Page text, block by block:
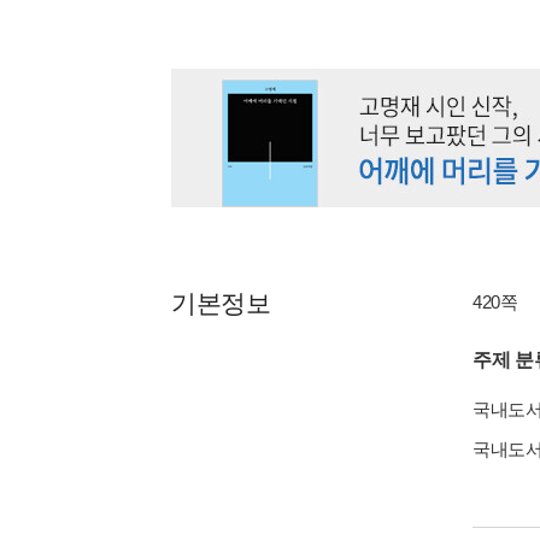
기본정보 420쪽
주제 분
국내도
국내도